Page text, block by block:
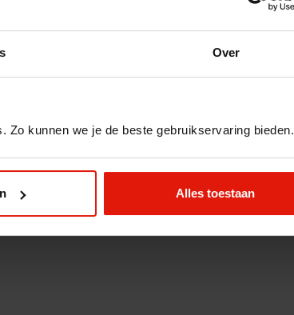
Over
Zo kunnen we je de beste gebruikservaring bieden.
Alles toestaan
…).
de 4 werkuren.